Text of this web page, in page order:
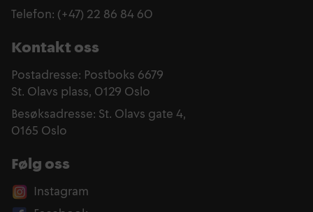
Telefon: (+47) 22 86 84 60
Kontakt oss
Postadresse: Postboks 6679
St. Olavs plass, 0129 Oslo
Besøksadresse: St. Olavs gate 4,
0165 Oslo
Følg oss
Instagram